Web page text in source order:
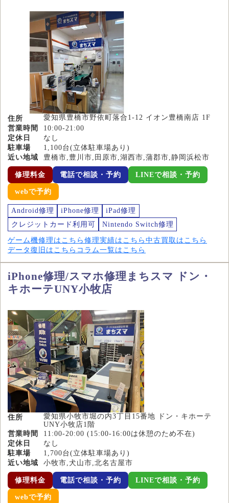
住所
愛知県豊橋市野依町落合1-12 イオン豊橋南店 1F
営業時間
10:00-21:00
定休日
なし
駐車場
1,100台(立体駐車場あり)
近い地域
豊橋市,豊川市,田原市,湖西市,蒲郡市,静岡浜松市
修理料金 電話で相談・予約 LINEで相談・予約
webで予約
Android修理 iPhone修理
iPad修理
クレジットカード利用可
Nintendo Switch修理
ゲーム機修理はこちら 修理実績はこちら 中古買取はこちら
データ復旧はこちら コラム一覧はこちら
iPhone修理/スマホ修理まちスマ ドン・
キホーテUNY小牧店
住所
愛知県小牧市堀の内3丁目15番地 ドン・キホーテ
UNY小牧店1階
営業時間
11:00-20:00 (15:00-16:00は休憩のため不在)
定休日
なし
駐車場
1,700台(立体駐車場あり)
近い地域
小牧市,犬山市,北名古屋市
修理料金 電話で相談・予約 LINEで相談・予約
webで予約